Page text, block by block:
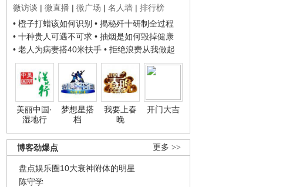
微访谈 | 微直播 | 微广场 | 名人墙 | 排行榜
• 橙子打蜡该如何识别 • 揭秘歼十研制全过程
• 十种贵人可遇不可求 • 抽烟是如何毁掉健康
• 老人为病妻搭40米扶手 • 拒绝浪费从我做起
美丽中国·
湿地行
梦想星搭
档
我要上春
晚
开门大吉
更多 >>
博客劲爆点
盘点娱乐圈10大衰神附体的明星
陈守学